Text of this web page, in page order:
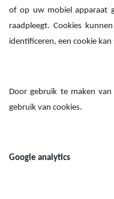
of op uw mobiel apparaat
raadpleegt. Cookies
identificeren, een cookie
Door gebruik te maken
gebruik van cookies.
Google analytics